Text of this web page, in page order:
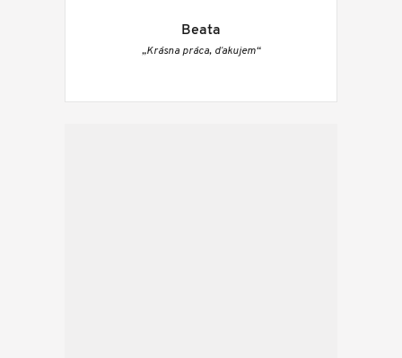
Beata
„Krásna práca, ďakujem“